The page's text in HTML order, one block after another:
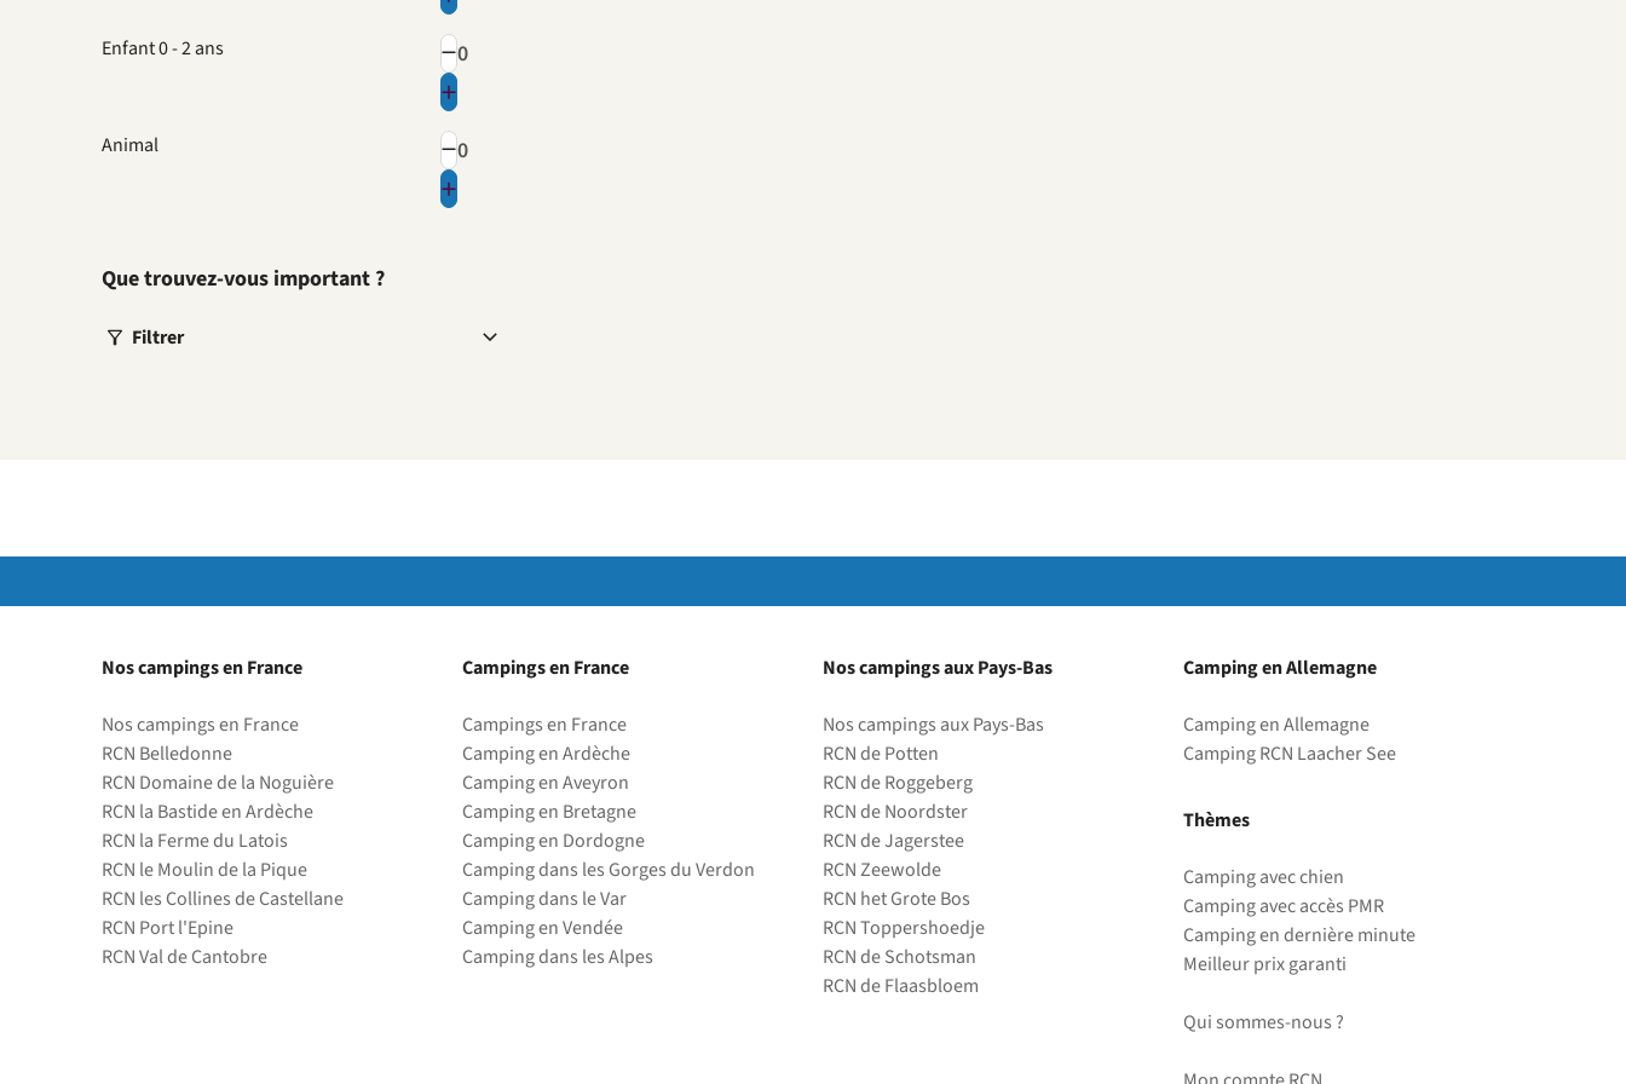
Enfant 0 - 2 ans
Animal
Que trouvez-vous important ?
Filtrer
Nos campings en France
Nos campings en France
RCN Belledonne
RCN Domaine de la Noguière
RCN la Bastide en Ardèche
RCN la Ferme du Latois
RCN le Moulin de la Pique
RCN les Collines de Castellane
RCN Port l'Epine
RCN Val de Cantobre
Campings en France
Campings en France
Camping en Ardèche
Camping en Aveyron
Camping en Bretagne
Camping en Dordogne
Camping dans les Gorges du Verdon
Camping dans le Var
Camping en Vendée
Camping dans les Alpes
Nos campings aux Pays-Bas
Nos campings aux Pays-Bas
RCN de Potten
RCN de Roggeberg
RCN de Noordster
RCN de Jagerstee
RCN Zeewolde
RCN het Grote Bos
RCN Toppershoedje
RCN de Schotsman
RCN de Flaasbloem
Camping en Allemagne
Camping en Allemagne
Camping RCN Laacher See
Thèmes
Camping avec chien
Camping avec accès PMR
Camping en dernière minute
Meilleur prix garanti
Qui sommes-nous ?